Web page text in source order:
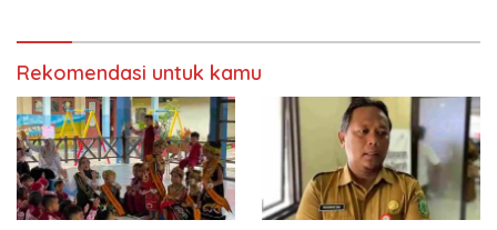
Rekomendasi untuk kamu